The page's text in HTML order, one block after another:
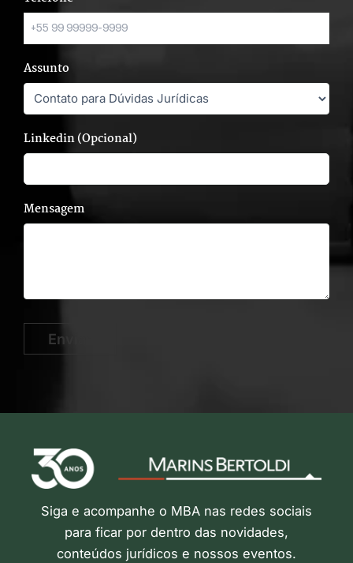
Assunto
Linkedin (Opcional)
Mensagem
Enviar
Siga e acompanhe o MBA nas redes sociais
para ficar por dentro das novidades,
conteúdos jurídicos e nossos eventos.